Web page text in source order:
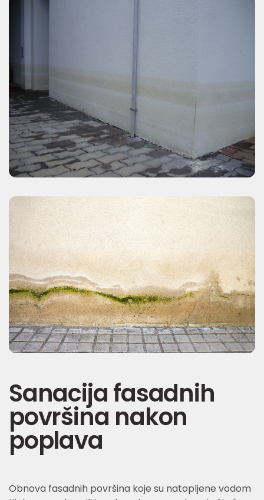
Sanacija fasadnih
površina nakon
poplava
Obnova fasadnih površina koje su natopljene vodom